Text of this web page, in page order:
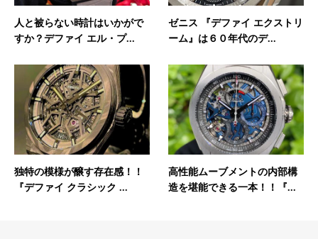
人と被らない時計はいかがで
すか？デファイ エル・プ...
ゼニス 『デファイ エクストリ
ーム』は６０年代のデ...
独特の模様が醸す存在感！！
『デファイ クラシック ...
高性能ムーブメントの内部構
造を堪能できる一本！！『...